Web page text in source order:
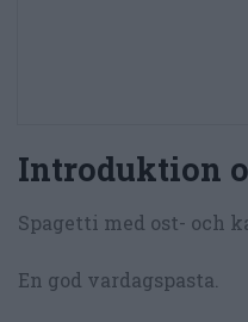
Introduktion
Spagetti med ost- och
En god vardagspasta.